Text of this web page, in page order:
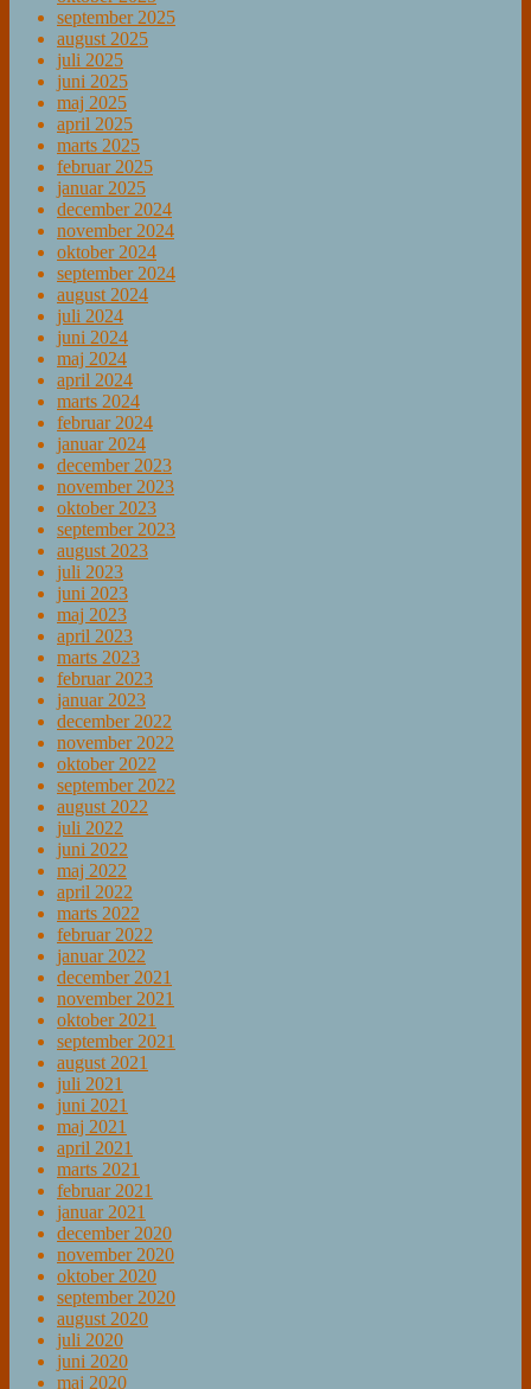
september 2025
august 2025
juli 2025
juni 2025
maj 2025
april 2025
marts 2025
februar 2025
januar 2025
december 2024
november 2024
oktober 2024
september 2024
august 2024
juli 2024
juni 2024
maj 2024
april 2024
marts 2024
februar 2024
januar 2024
december 2023
november 2023
oktober 2023
september 2023
august 2023
juli 2023
juni 2023
maj 2023
april 2023
marts 2023
februar 2023
januar 2023
december 2022
november 2022
oktober 2022
september 2022
august 2022
juli 2022
juni 2022
maj 2022
april 2022
marts 2022
februar 2022
januar 2022
december 2021
november 2021
oktober 2021
september 2021
august 2021
juli 2021
juni 2021
maj 2021
april 2021
marts 2021
februar 2021
januar 2021
december 2020
november 2020
oktober 2020
september 2020
august 2020
juli 2020
juni 2020
maj 2020